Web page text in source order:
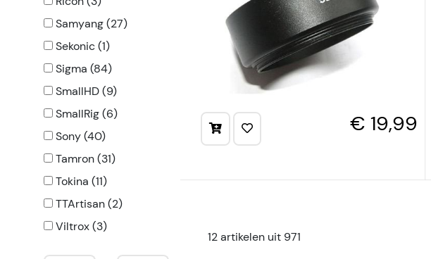
Samyang (27)
Sekonic (1)
Sigma (84)
SmallHD (9)
SmallRig (6)
Sony (40)
Tamron (31)
Tokina (11)
TTArtisan (2)
Viltrox (3)
€ 19,99
12 artikelen uit 971